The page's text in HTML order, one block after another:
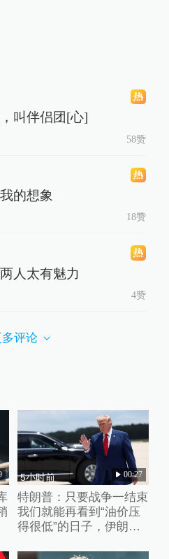
叫伴侣团[心]
58赞
的想象
18赞
人太有魅力
4赞
评论
5小时前 00:27
特朗普：只要战争一结束
我们就能再看到“油价压
得很低”的日子，伊朗撑